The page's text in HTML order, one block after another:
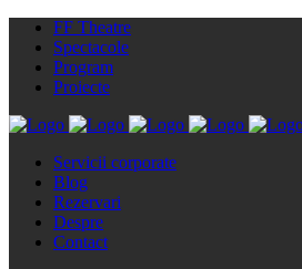
FF Theatre
Spectacole
Program
Proiecte
Servicii corporate
Blog
Rezervari
Despre
Contact